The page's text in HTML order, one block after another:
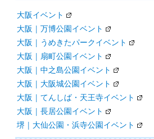
大阪イベント
大阪｜万博公園イベント
大阪｜うめきたパークイベント
大阪｜扇町公園イベント
大阪｜中之島公園イベント
大阪｜大阪城公園イベント
大阪｜てんしば・天王寺イベント
大阪｜長居公園イベント
堺｜大仙公園・浜寺公園イベント